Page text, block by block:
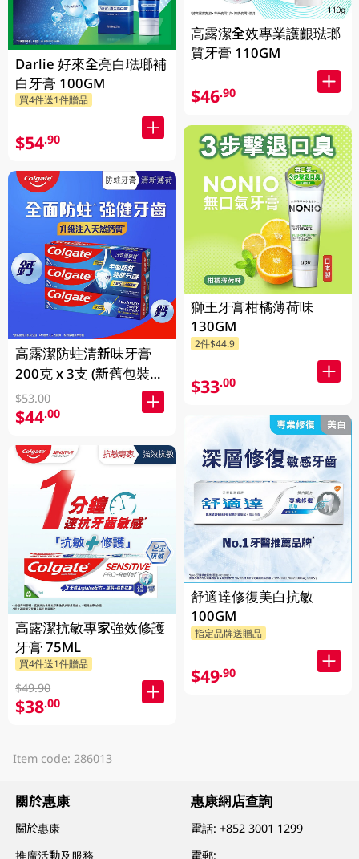
Darlie 好來全亮白琺瑯補
白牙膏 100GM
買4件送1件贈品
$54.90
高露潔防蛀清新味牙膏
200克 x 3支 (新舊包裝隨
機發送)
$53.00
$44.00
高露潔抗敏專家強效修護
牙膏 75ML
買4件送1件贈品
$49.90
$38.00
高露潔全效專業護齦琺瑯
質牙膏 110GM
$46.90
獅王牙膏柑橘薄荷味
130GM
2件$44.9
$33.00
舒適達修復美白抗敏
100GM
指定品牌送贈品
$49.90
Item code: 286013
關於惠康
關於惠康
推廣活動及服務
惠康網店查詢
電話:+852 3001 1299
電郵: